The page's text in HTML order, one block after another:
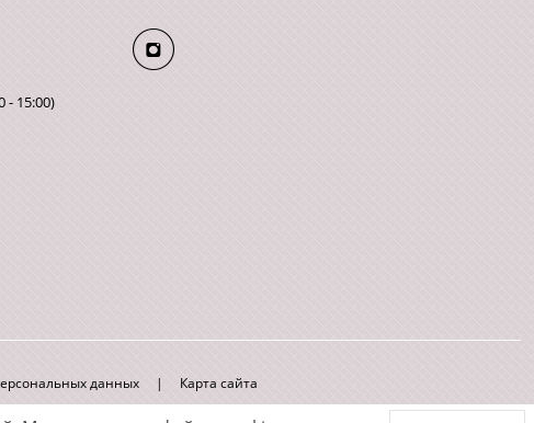
- 15:00)
данных | Карта сайта